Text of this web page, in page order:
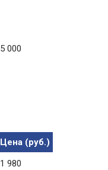
5 000
Цена (руб.)
1 980